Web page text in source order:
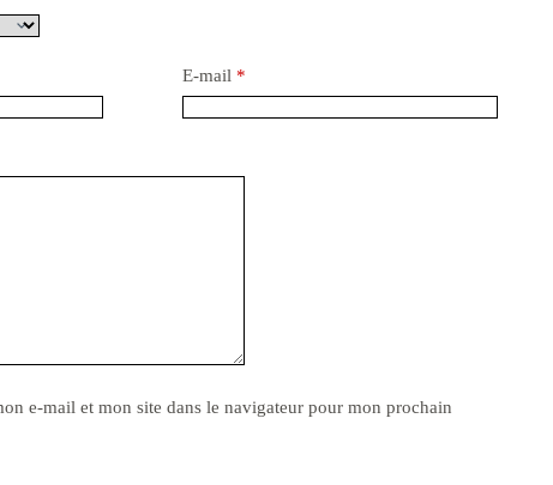
E-mail *
e-mail et mon site dans le navigateur pour mon prochain